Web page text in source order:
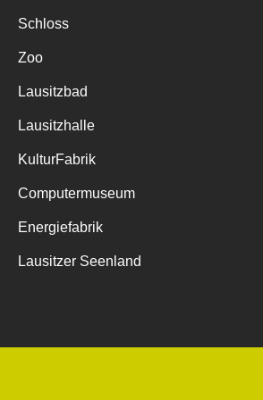
Schloss
Zoo
Lausitzbad
Lausitzhalle
KulturFabrik
Computermuseum
Energiefabrik
Lausitzer Seenland